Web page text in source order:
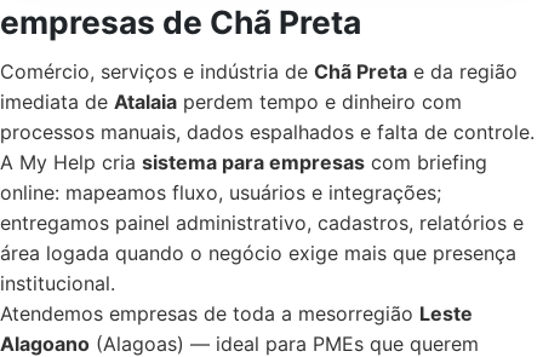
empresas de Chã Preta
Comércio, serviços e indústria de Chã Preta e da região
imediata de Atalaia perdem tempo e dinheiro com
processos manuais, dados espalhados e falta de controle.
A My Help cria sistema para empresas com briefing
online: mapeamos fluxo, usuários e integrações;
entregamos painel administrativo, cadastros, relatórios e
área logada quando o negócio exige mais que presença
institucional.
Atendemos empresas de toda a mesorregião Leste
Alagoano (Alagoas) — ideal para PMEs que querem